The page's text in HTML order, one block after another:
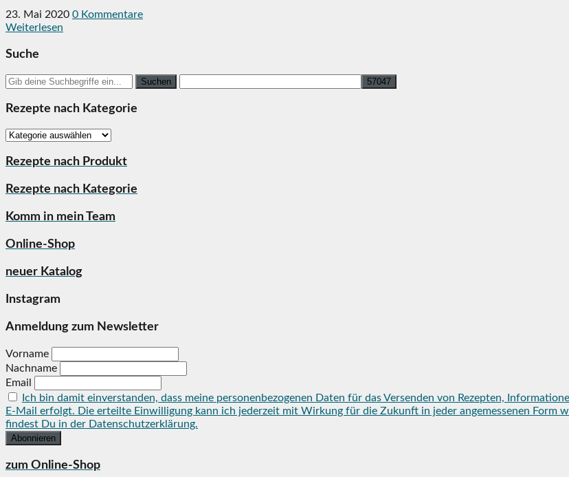
23. Mai 2020 0 Kommentare
Weiterlesen
Suche
Search
for:
Rezepte nach Kategorie
Rezepte
Kategorie
Rezepte nach Produkt
Rezepte nach Kategorie
Komm in mein Team
Online-Shop
neuer Katalog
Instagram
Anmeldung zum Newsletter
Vorname
Nachname
Email
Ich bin damit einverstanden, dass meine personenbezogenen Daten für das Versenden von Rezepten,
E-Mail erfolgt. Die erteilte Einwilligung kann ich jederzeit mit Wirkung für die Zukunft in jeder angemessenen Form
findest Du in der Datenschutzerklärung.
zum Online-Shop